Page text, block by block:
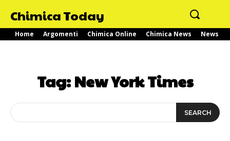
Chimica Today
Home Argomenti Chimica Online Chimica News News
Tag:New York Times
SEARCH